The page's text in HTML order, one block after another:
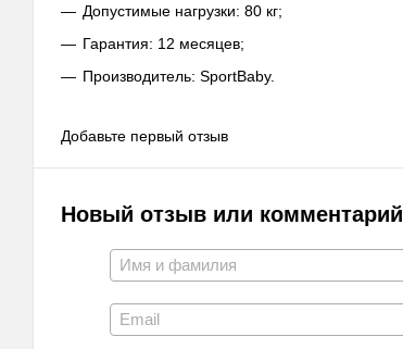
Допустимые нагрузки: 80 кг;
Гарантия: 12 месяцев;
Производитель: SportBaby.
Добавьте первый отзыв
Новый отзыв или комментарий